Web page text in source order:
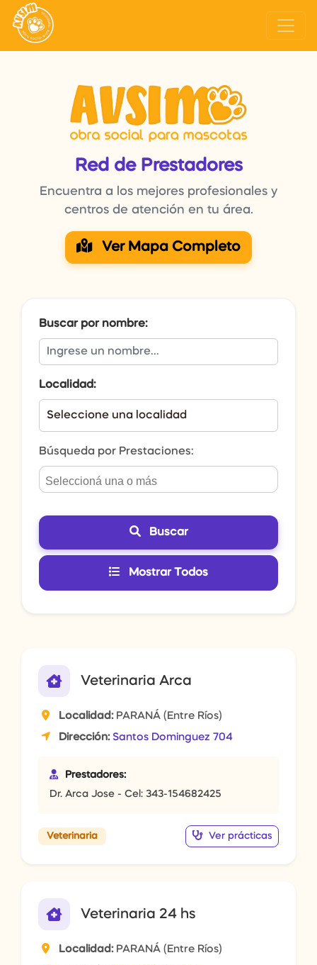
Red de Prestadores
Encuentra a los mejores profesionales y
centros de atención en tu área.
Ver Mapa Completo
Buscar por nombre:
Localidad:
Búsqueda por Prestaciones:
Buscar
Mostrar Todos
Veterinaria Arca
Localidad:PARANÁ (Entre Ríos)
Dirección: Santos Dominguez 704
Prestadores:
Dr. Arca Jose - Cel: 343-154682425
Veterinaria Ver prácticas
Veterinaria 24 hs
Localidad:PARANÁ (Entre Ríos)